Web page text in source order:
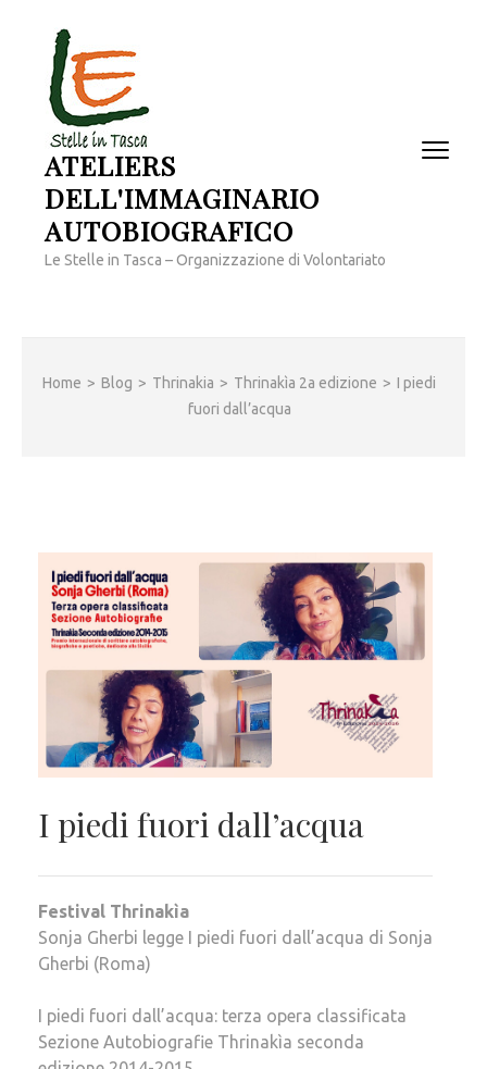
contenuto
(premi
invio)
ATELIERS
DELL'IMMAGINARIO
AUTOBIOGRAFICO
Le Stelle in Tasca – Organizzazione di Volontariato
Home > Blog > Thrinakia > Thrinakìa 2a edizione > I piedi
fuori dall’acqua
I piedi fuori dall’acqua
Festival Thrinakìa
Sonja Gherbi legge I piedi fuori dall’acqua di Sonja
Gherbi (Roma)
I piedi fuori dall’acqua: terza opera classificata
Sezione Autobiografie Thrinakìa seconda